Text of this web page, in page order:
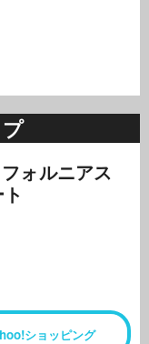
ォルニアス
ショッピング